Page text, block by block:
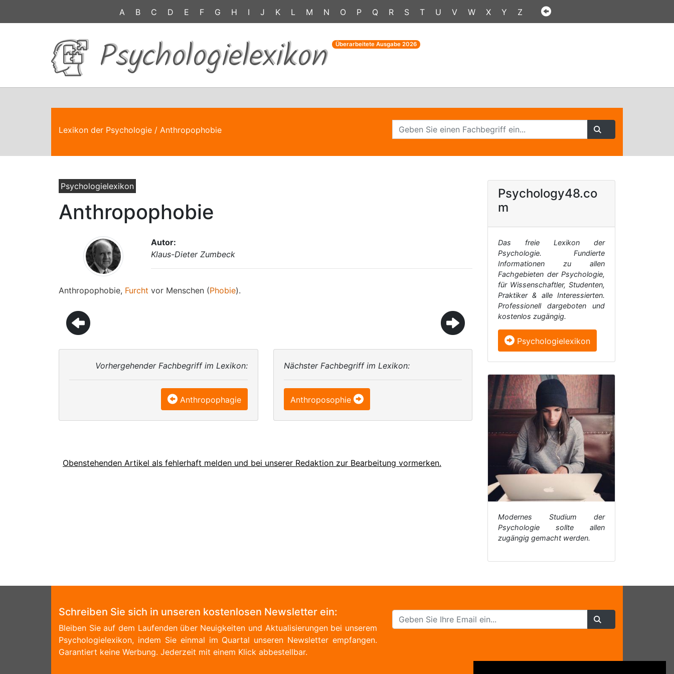
A B C D E F G H I J K L M N O P Q R S T U V W X Y Z
Psychologielexikon Überarbeitete Ausgabe 2026
Lexikon der Psychologie / Anthropophobie
Psychologielexikon
Anthropophobie
Autor:
Klaus-Dieter Zumbeck
Anthropophobie, Furcht vor Menschen (Phobie).
Vorhergehender Fachbegriff im Lexikon:
Anthropophagie
Nächster Fachbegriff im Lexikon:
Anthroposophie
Obenstehenden Artikel als fehlerhaft melden und bei unserer Redaktion zur Bearbeitung vormerken.
Psychology48.co
m
Das freie Lexikon der
Psychologie. Fundierte
Informationen zu allen
Fachgebieten der Psychologie,
für Wissenschaftler, Studenten,
Praktiker & alle Interessierten.
Professionell dargeboten und
kostenlos zugängig.
Psychologielexikon
Modernes Studium der
Psychologie sollte allen
zugängig gemacht werden.
Schreiben Sie sich in unseren kostenlosen Newsletter ein:
Bleiben Sie auf dem Laufenden über Neuigkeiten und Aktualisierungen bei unserem
Psychologielexikon, indem Sie einmal im Quartal unseren Newsletter empfangen.
Garantiert keine Werbung. Jederzeit mit einem Klick abbestellbar.